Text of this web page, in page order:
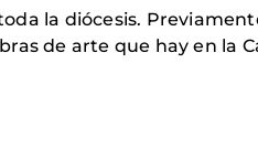
la diócesis.
de arte que hay en la